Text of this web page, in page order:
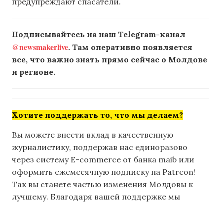
Подписывайтесь на наш Telegram-канал
@newsmakerlive. Там оперативно появляется
все, что важно знать прямо сейчас о Молдове
и регионе.
Хотите поддержать то, что мы делаем?
Вы можете внести вклад в качественную
журналистику, поддержав нас единоразово
через систему E-commerce от банка maib или
оформить ежемесячную подписку на Patreon!
Так вы станете частью изменения Молдовы к
лучшему. Благодаря вашей поддержке мы